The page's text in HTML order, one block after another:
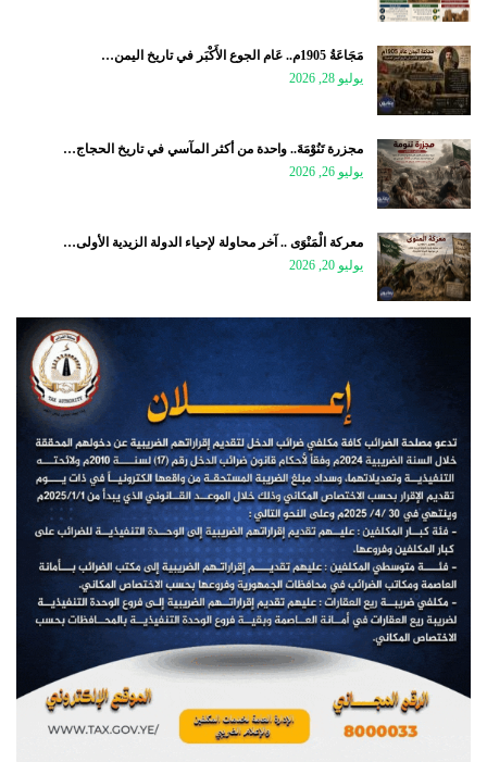
مَجَاعَةُ 1905م.. عَام الجوع الأَكْبَر في تاريخ اليمن…
يوليو 28, 2026
مجزرة تَنُوْمَةَ.. واحدة من أكثر المآسي في تاريخ الحجاج…
يوليو 26, 2026
معركة الْمَنْوَى .. آخر محاولة لإحياء الدولة الزيدية الأولى…
يوليو 20, 2026